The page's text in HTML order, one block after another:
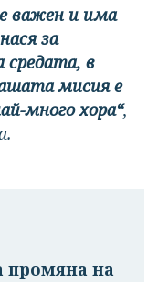
е важен и има
за
в
мисия е
много хора“,
промяна на